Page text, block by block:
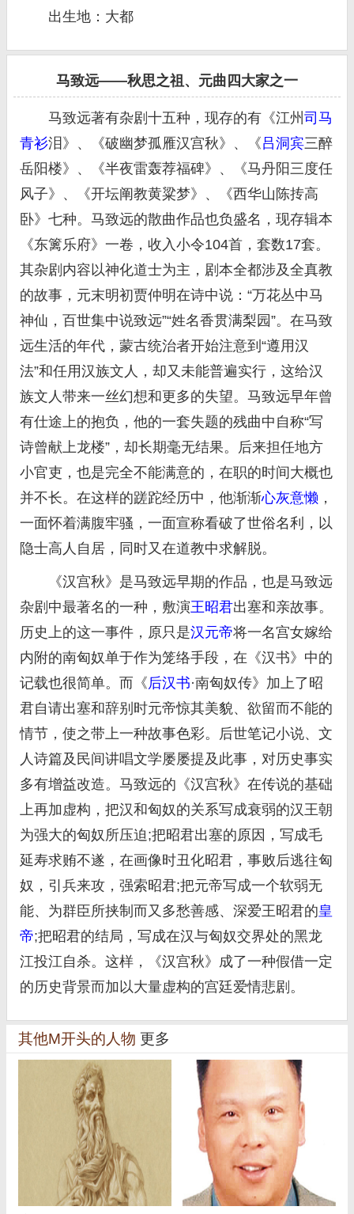
出生地：大都
马致远——秋思之祖、元曲四大家之一
马致远著有杂剧十五种，现存的有《江州 司马
青衫泪》、《破幽梦孤雁汉宫秋》、《吕洞宾三醉
岳阳楼》、《半夜雷轰荐福碑》、《马丹阳三度任
风子》、《开坛阐教黄粱梦》、《西华山陈抟高
卧》七种。马致远的散曲作品也负盛名，现存辑本
《东篱乐府》一卷，收入小令104首，套数17套。
其杂剧内容以神化道士为主，剧本全都涉及全真教
的故事，元末明初贾仲明在诗中说：“万花丛中马
神仙，百世集中说致远”“姓名香贯满梨园”。在马致
远生活的年代，蒙古统治者开始注意到“遵用汉
法”和任用汉族文人，却又未能普遍实行，这给汉
族文人带来一丝幻想和更多的失望。马致远早年曾
有仕途上的抱负，他的一套失题的残曲中自称“写
诗曾献上龙楼”，却长期毫无结果。后来担任地方
小官吏，也是完全不能满意的，在职的时间大概也
并不长。在这样的蹉跎经历中，他渐渐心灰意懒 ，
一面怀着满腹牢骚，一面宣称看破了世俗名利，以
隐士高人自居，同时又在道教中求解脱。
《汉宫秋》是马致远早期的作品，也是马致远
杂剧中最著名的一种，敷演王昭君出塞和亲故事。
历史上的这一事件，原只是汉元帝将一名宫女嫁给
内附的南匈奴单于作为笼络手段，在《汉书》中的
记载也很简单。而《后汉书·南匈奴传》加上了昭
君自请出塞和辞别时元帝惊其美貌、欲留而不能的
情节，使之带上一种故事色彩。后世笔记小说、文
人诗篇及民间讲唱文学屡屡提及此事，对历史事实
多有增益改造。马致远的《汉宫秋》在传说的基础
上再加虚构，把汉和匈奴的关系写成衰弱的汉王朝
为强大的匈奴所压迫;把昭君出塞的原因，写成毛
延寿求贿不遂，在画像时丑化昭君，事败后逃往匈
奴，引兵来攻，强索昭君;把元帝写成一个软弱无
能、为群臣所挟制而又多愁善感、深爱王昭君的皇
帝;把昭君的结局，写成在汉与匈奴交界处的黑龙
江投江自杀。这样，《汉宫秋》成了一种假借一定
的历史背景而加以大量虚构的宫廷爱情悲剧。
其他M开头的人物 更多